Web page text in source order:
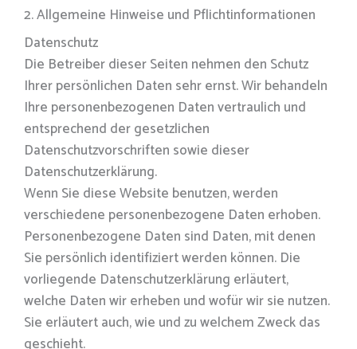
2. Allgemeine Hinweise und Pflichtinformationen
Datenschutz
Die Betreiber dieser Seiten nehmen den Schutz
Ihrer persönlichen Daten sehr ernst. Wir behandeln
Ihre personenbezogenen Daten vertraulich und
entsprechend der gesetzlichen
Datenschutzvorschriften sowie dieser
Datenschutzerklärung.
Wenn Sie diese Website benutzen, werden
verschiedene personenbezogene Daten erhoben.
Personenbezogene Daten sind Daten, mit denen
Sie persönlich identifiziert werden können. Die
vorliegende Datenschutzerklärung erläutert,
welche Daten wir erheben und wofür wir sie nutzen.
Sie erläutert auch, wie und zu welchem Zweck das
geschieht.